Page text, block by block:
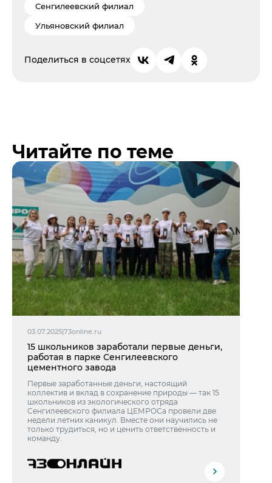
Сенгилеевский филиал
Ульяновский филиал
Поделиться в соцсетях
Читайте по теме
03.07.2025|73online.ru
15 школьников заработали первые деньги,
работая в парке Сенгилеевского
цементного завода
Первые заработанные деньги, настоящий
коллектив и вклад в сохранение природы — так 15
школьников из экологического отряда
Сенгилеевского филиала ЦЕМРОСа провели две
недели летних каникул. Вместе они научились не
только трудиться, но и ценить ответственность и
команду.